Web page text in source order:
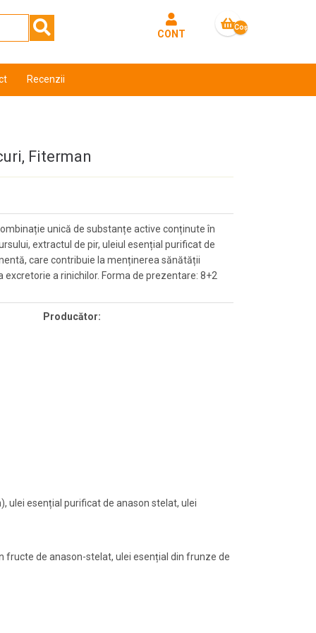
CONT
Coş
Recenzii
Fiterman
unică de substanțe active conținute în
extractul de pir, uleiul esențial purificat de
care contribuie la menținerea sănătății
a rinichilor. Forma de prezentare: 8+2
Producător:
ulei esențial purificat de anason stelat, ulei
fructe de anason-stelat, ulei esențial din frunze de